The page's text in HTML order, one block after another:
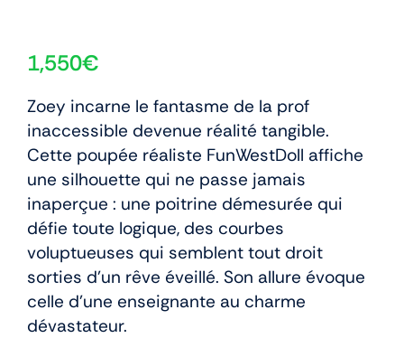
1,550€
Zoey incarne le fantasme de la prof
inaccessible devenue réalité tangible.
Cette poupée réaliste FunWestDoll affiche
une silhouette qui ne passe jamais
inaperçue : une poitrine démesurée qui
défie toute logique, des courbes
voluptueuses qui semblent tout droit
sorties d’un rêve éveillé. Son allure évoque
celle d’une enseignante au charme
dévastateur.